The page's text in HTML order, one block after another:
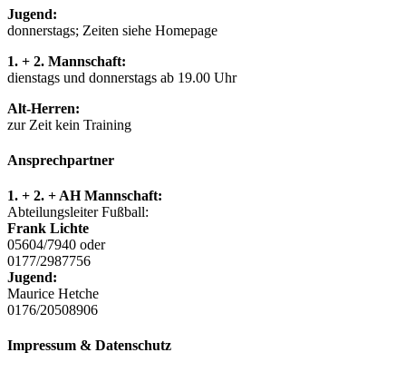
Jugend:
donnerstags; Zeiten siehe Homepage
1. + 2. Mannschaft:
dienstags und donnerstags ab 19.00 Uhr
Alt-Herren:
zur Zeit kein Training
Ansprechpartner
1. + 2. + AH Mannschaft:
Abteilungsleiter Fußball:
Frank Lichte
05604/7940 oder
0177/2987756
Jugend:
Maurice Hetche
0176/20508906
Impressum & Datenschutz